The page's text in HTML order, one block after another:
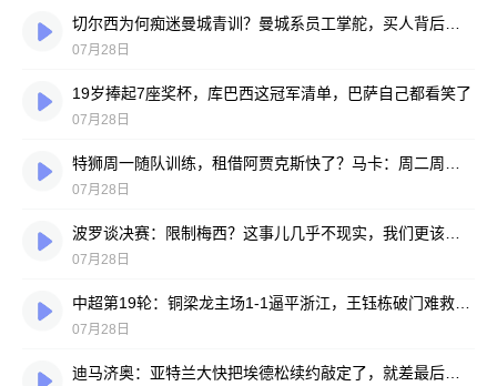
07月28日
19岁捧起7座奖杯，库巴西这冠军清单，巴萨自己都看笑了
07月28日
07月28日
07月28日
07月28日